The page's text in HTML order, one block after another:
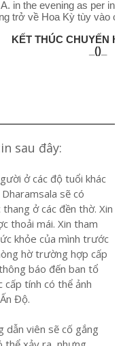
in the evening as per
trở về Hoa Kỳ tùy vào
KẾT THÚC CHUYẾN
_()_
sau đây:
ở các độ tuổi khác
sẽ có
ở các đền thờ. Xin
thoải mái. Xin tham
khỏe của mình trước
hờ trường hợp cấp
báo đến ban tổ
cấp tính có thể ảnh
Độ.
dẫn viên sẽ cố gắng